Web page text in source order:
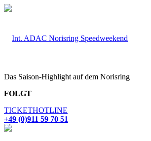
Das Saison-Highlight auf dem Norisring
FOLGT
TICKETHOTLINE
+49 (0)911 59 70 51